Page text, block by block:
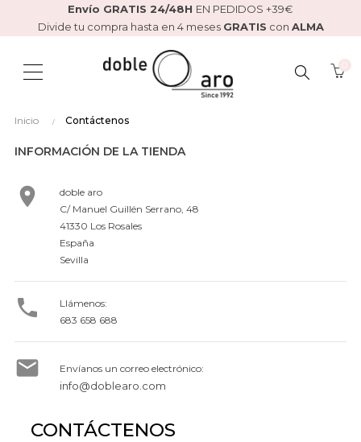
Envío GRATIS 24/48H EN PEDIDOS +39€
Divide tu compra hasta en 4 meses GRATIS con ALMA
BUSCAR
Inicio Contáctenos
INFORMACIÓN DE LA TIENDA

doble aro
C/ Manuel Guillén Serrano, 48
41330 Los Rosales
España
Sevilla

Llámenos:
683 658 688
 Envíanos un correo electrónico:
info@doblearo.com
CONTÁCTENOS